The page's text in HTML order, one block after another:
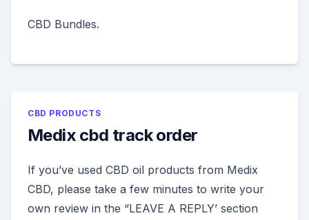
CBD Bundles.
CBD PRODUCTS
Medix cbd track order
If you’ve used CBD oil products from Medix
CBD, please take a few minutes to write your
own review in the “LEAVE A REPLY’ section